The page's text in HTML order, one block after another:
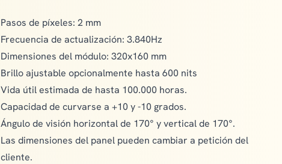
Pasos de píxeles: 2 mm
Frecuencia de actualización: 3.840Hz
Dimensiones del módulo: 320x160 mm
Brillo ajustable opcionalmente hasta 600 nits
Vida útil estimada de hasta 100.000 horas.
Capacidad de curvarse a +10 y -10 grados.
Ángulo de visión horizontal de 170° y vertical de 170°.
Las dimensiones del panel pueden cambiar a petición del
cliente.